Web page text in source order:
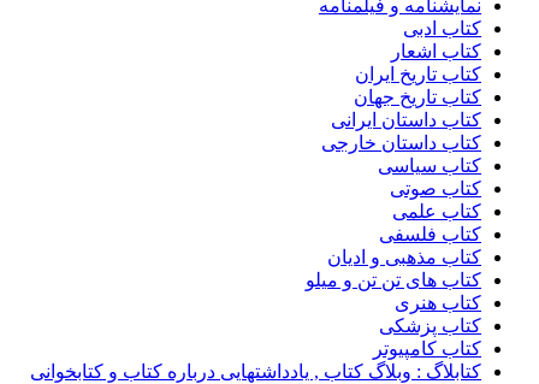
نمایشنامه و فیلمنامه
کتاب ادبی
کتاب اشعار
کتاب تاریخ ایران
کتاب تاریخ جهان
کتاب داستان ایرانی
کتاب داستان خارجی
کتاب سیاسی
کتاب صوتی
کتاب علمی
کتاب فلسفی
کتاب مذهبی و ادیان
کتاب های تن تن و میلو
کتاب هنری
کتاب پزشکی
کتاب کامپیوتر
کتابلاگ : وبلاگ کتاب , یادداشتهایی درباره کتاب و کتابخوانی